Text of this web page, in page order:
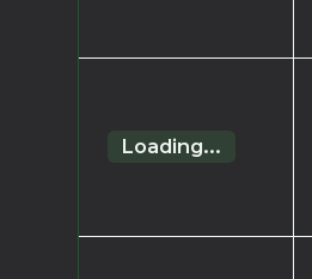
Loading...